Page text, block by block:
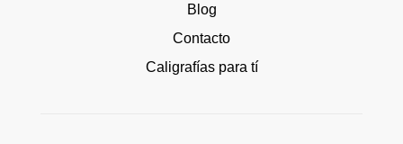
Blog
Contacto
Caligrafías para tí